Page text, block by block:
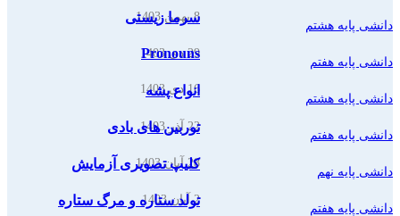
دانشی پایه هشتم
دانشی پایه هفتم
8 بهمن 1403
دانشی پایه هشتم
سرما زیستی
29 دی 1403
دانشی پایه هفتم
Pronouns
16 دی 1403
دانشی پایه نهم
انواع پشه
22 آذر 1403
دانشی پایه هفتم
توربین های بادی
28 آبان 1403
کلیپ تصویری آزمایش
2 آبان 1403
تولد ستاره و مرگ ستاره